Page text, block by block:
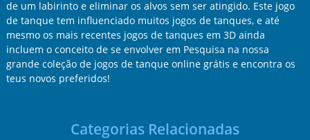
de um labirinto e eliminar os alvos sem ser atingido. Este jogo
de tanque tem influenciado muitos jogos de tanques, e até
mesmo os mais recentes jogos de tanques em 3D ainda
incluem o conceito de se envolver em Pesquisa na nossa
grande coleção de jogos de tanque online grátis e encontra os
teus novos preferidos!
Categorias Relacionadas